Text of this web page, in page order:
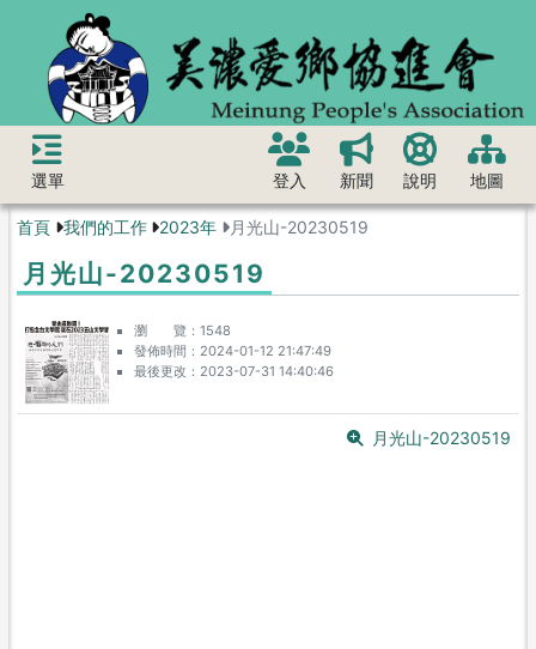
選單 登入 新聞 說明 地圖
首頁 我們的工作 2023年 月光山-20230519
月光山-20230519
瀏 覽
1548
發佈時間
2024-01-12 21:47:49
最後更改
2023-07-31 14:40:46
月光山-20230519